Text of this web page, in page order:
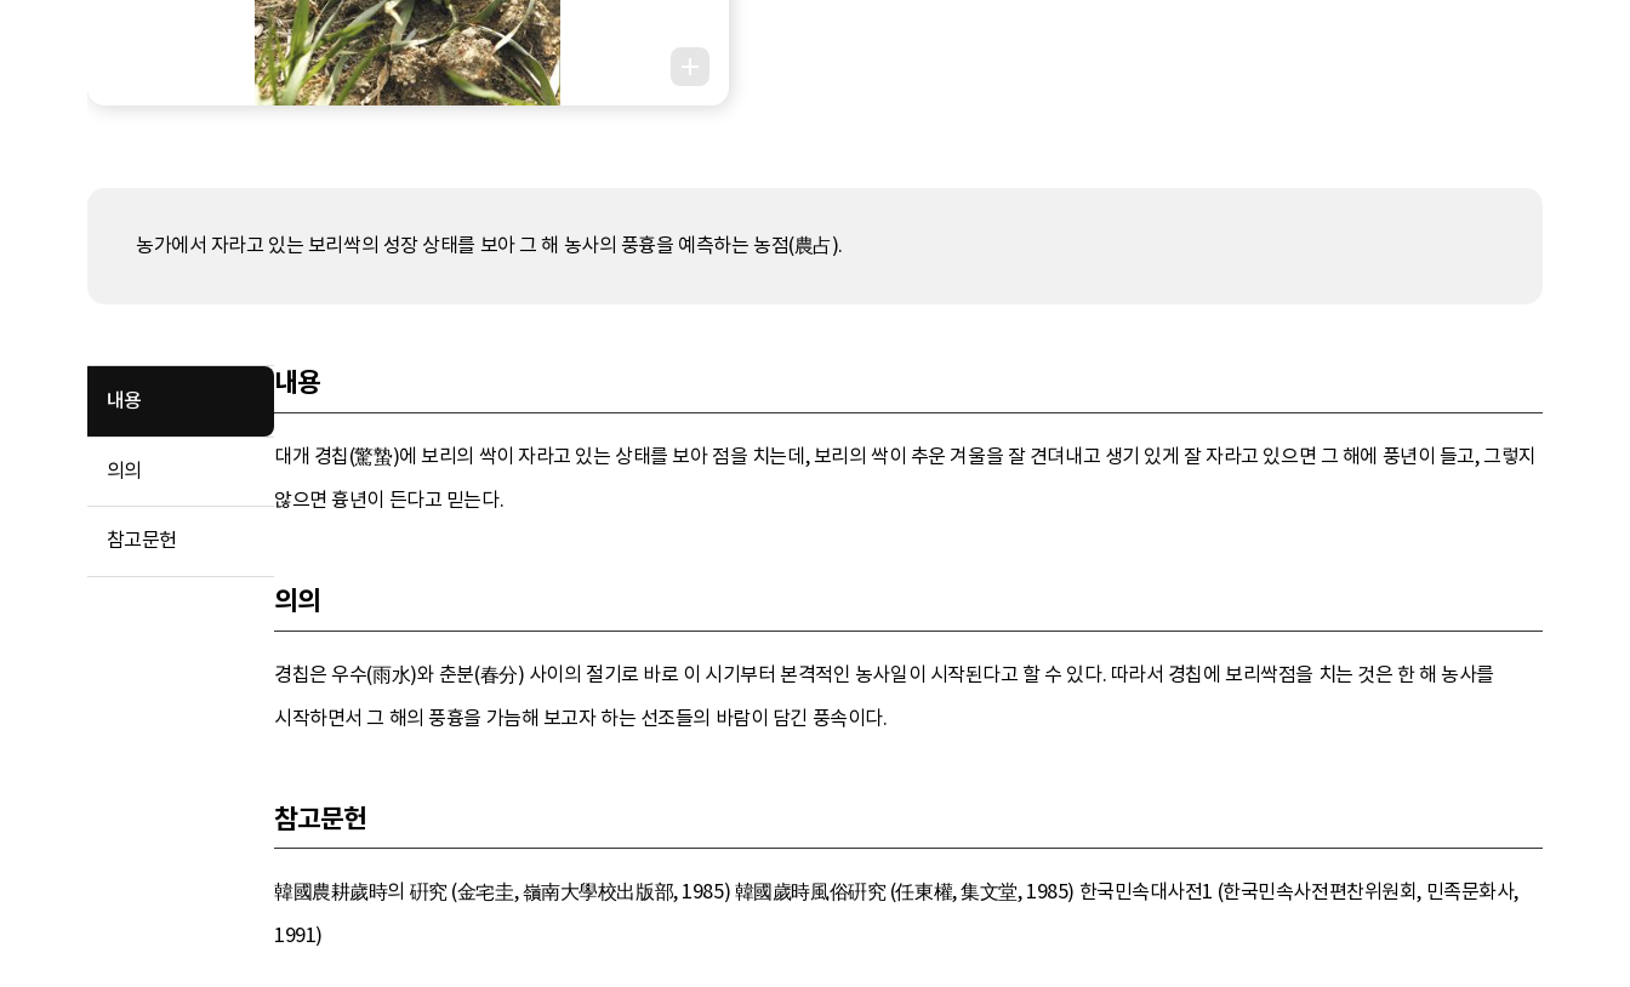
농가에서 자라고 있는 보리싹의 성장 상태를 보아 그 해 농사의 풍흉을 예측하는 농점(農占).
내용
의의
참고문헌
내용
대개 경칩(驚蟄)에 보리의 싹이 자라고 있는 상태를 보아 점을 치는데, 보리의 싹이 추운 겨울을 잘 견뎌내고 생기 있게 잘 자라고 있으면 그 해에 풍년이 들고, 그렇지
않으면 흉년이 든다고 믿는다.
의의
경칩은 우수(雨水)와 춘분(春分) 사이의 절기로 바로 이 시기부터 본격적인 농사일이 시작된다고 할 수 있다. 따라서 경칩에 보리싹점을 치는 것은 한 해 농사를
시작하면서 그 해의 풍흉을 가늠해 보고자 하는 선조들의 바람이 담긴 풍속이다.
참고문헌
韓國農耕歲時의 硏究 (金宅圭, 嶺南大學校出版部, 1985) 韓國歲時風俗硏究 (任東權, 集文堂, 1985) 한국민속대사전1 (한국민속사전편찬위원회, 민족문화사,
1991)